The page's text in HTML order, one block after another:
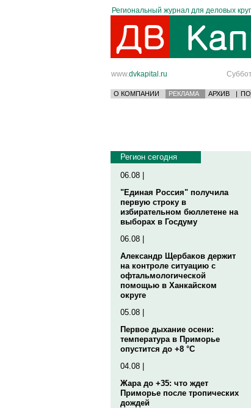
Региональный журнал для деловых
www.dvkapital.ru
О КОМПАНИИ РЕКЛАМА АРХИВ |
Регион сегодня
06.08 |
"Единая Россия" получила
первую строку в
избирательном бюллетене на
выборах в Госдуму
06.08 |
Александр Щербаков держит
на контроле ситуацию с
офтальмологической
помощью в Ханкайском
округе
05.08 |
Первое дыхание осени:
температура в Приморье
опустится до +8 °C
04.08 |
Жара до +35: что ждет
Приморье после тропических
дождей